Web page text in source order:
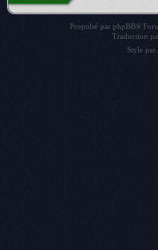
Propulsé par phpBB®
Traduction
Style par